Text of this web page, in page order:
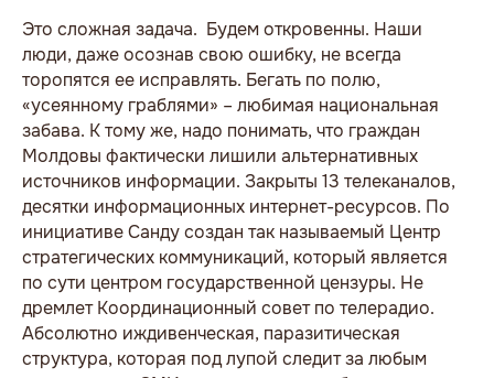
Это сложная задача. Будем откровенны. Наши
люди, даже осознав свою ошибку, не всегда
торопятся ее исправлять. Бегать по полю,
«усеянному граблями» – любимая национальная
забава. К тому же, надо понимать, что граждан
Молдовы фактически лишили альтернативных
источников информации. Закрыты 13 телеканалов,
десятки информационных интернет-ресурсов. По
инициативе Санду создан так называемый Центр
стратегических коммуникаций, который является
по сути центром государственной цензуры. Не
дремлет Координационный совет по телерадио.
Абсолютно иждивенческая, паразитическая
структура, которая под лупой следит за любым